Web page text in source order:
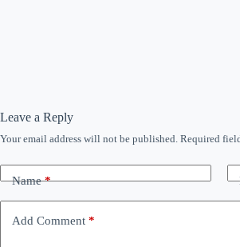
Leave a Reply
Your email address will not be published. Required
Name*
Add Comment *